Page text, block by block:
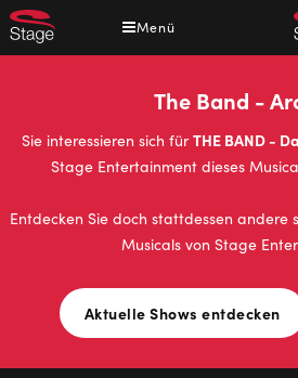
Direkt
zum
Menü
The Band -
Sie interessieren sich fürTHE BAND -
Stage Entertainment dieses
Entdecken Sie doch stattdessen andere
Musicals von Stage
Aktuelle Shows entdecken